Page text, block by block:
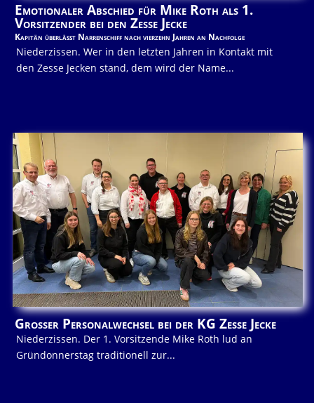
Emotionaler Abschied für Mike Roth als 1.
Vorsitzender bei den Zesse Jecke
Kapitän überlässt Narrenschiff nach vierzehn Jahren an Nachfolge
Niederzissen. Wer in den letzten Jahren in Kontakt mit
den Zesse Jecken stand, dem wird der Name...
Großer Personalwechsel bei der KG Zesse Jecke
Niederzissen. Der 1. Vorsitzende Mike Roth lud an
Gründonnerstag traditionell zur...